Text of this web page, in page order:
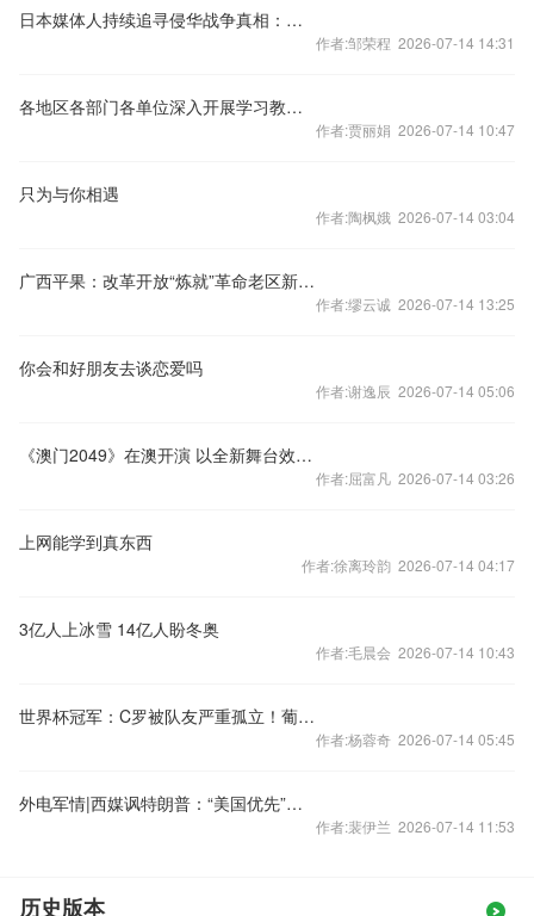
日本媒体人持续追寻侵华战争真相：历史不应被遗忘
作者:邹荣程 2026-07-14 14:31
各地区各部门各单位深入开展学习教育——坚持“当下改”与“长久立”相结合
作者:贾丽娟 2026-07-14 10:47
只为与你相遇
作者:陶枫娥 2026-07-14 03:04
广西平果：改革开放“炼就”革命老区新传奇
作者:缪云诚 2026-07-14 13:25
你会和好朋友去谈恋爱吗
作者:谢逸辰 2026-07-14 05:06
《澳门2049》在澳开演 以全新舞台效果献礼回归
作者:屈富凡 2026-07-14 03:26
上网能学到真东西
作者:徐离玲韵 2026-07-14 04:17
3亿人上冰雪 14亿人盼冬奥
作者:毛晨会 2026-07-14 10:43
世界杯冠军：C罗被队友严重孤立！葡萄牙球员不给他传球 还把锅甩给他
作者:杨蓉奇 2026-07-14 05:45
外电军情|西媒讽特朗普：“美国优先”帮普京走出困境
作者:裴伊兰 2026-07-14 11:53
历史版本